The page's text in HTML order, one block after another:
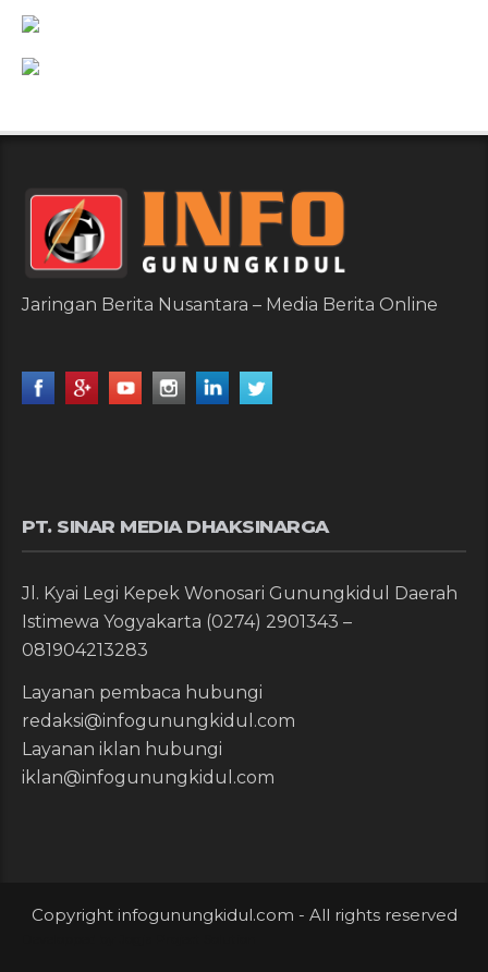
Jaringan Berita Nusantara – Media Berita Online
PT. SINAR MEDIA DHAKSINARGA
Jl. Kyai Legi Kepek Wonosari Gunungkidul Daerah
Istimewa Yogyakarta (0274) 2901343 –
081904213283
Layanan pembaca hubungi
redaksi@infogunungkidul.com
Layanan iklan hubungi
iklan@infogunungkidul.com
Copyright infogunungkidul.com - All rights reserved